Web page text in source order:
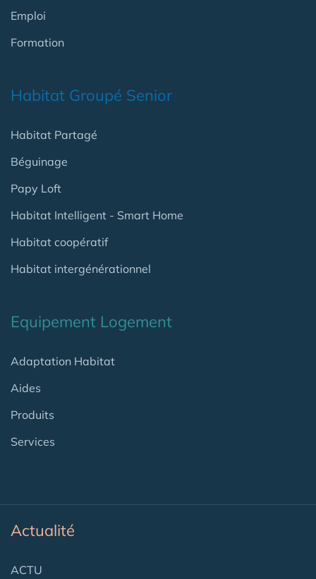
Emploi
Formation
Habitat Groupé Senior
Habitat Partagé
Béguinage
Papy Loft
Habitat Intelligent - Smart Home
Habitat coopératif
Habitat intergénérationnel
Equipement Logement
Adaptation Habitat
Aides
Produits
Services
Actualité
ACTU